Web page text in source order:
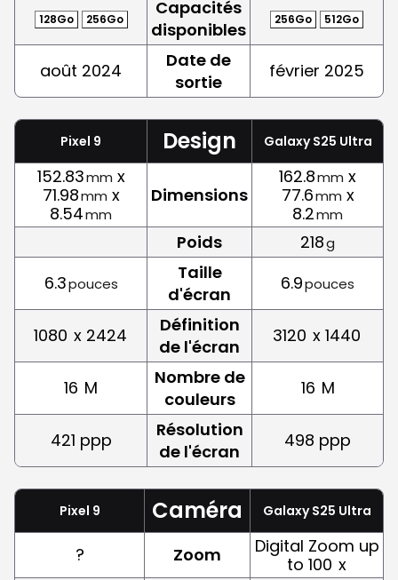
128Go 256Go
Capacités
disponibles
256Go 512Go
août 2024
Date de
sortie
février 2025
Pixel 9 Design Galaxy S25 Ultra
152.83mm x
71.98mm x
8.54mm
Dimensions
162.8mm x
77.6mm x
8.2mm
Poids 218g
6.3pouces
Taille
d'écran
6.9pouces
1080 x 2424
Définition
de l'écran
3120 x 1440
16 M
Nombre de
couleurs
16 M
421 ppp
Résolution
de l'écran
498 ppp
Pixel 9 Caméra Galaxy S25 Ultra
? Zoom
Digital Zoom up
to 100 x